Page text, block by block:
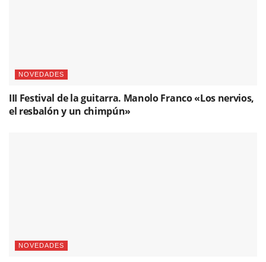
NOVEDADES
III Festival de la guitarra. Manolo Franco «Los nervios,
el resbalón y un chimpún»
NOVEDADES